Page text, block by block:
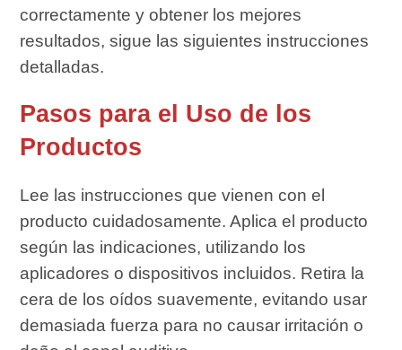
correctamente y obtener los mejores
resultados, sigue las siguientes instrucciones
detalladas.
Pasos para el Uso de los
Productos
Lee las instrucciones que vienen con el
producto cuidadosamente. Aplica el producto
según las indicaciones, utilizando los
aplicadores o dispositivos incluidos. Retira la
cera de los oídos suavemente, evitando usar
demasiada fuerza para no causar irritación o